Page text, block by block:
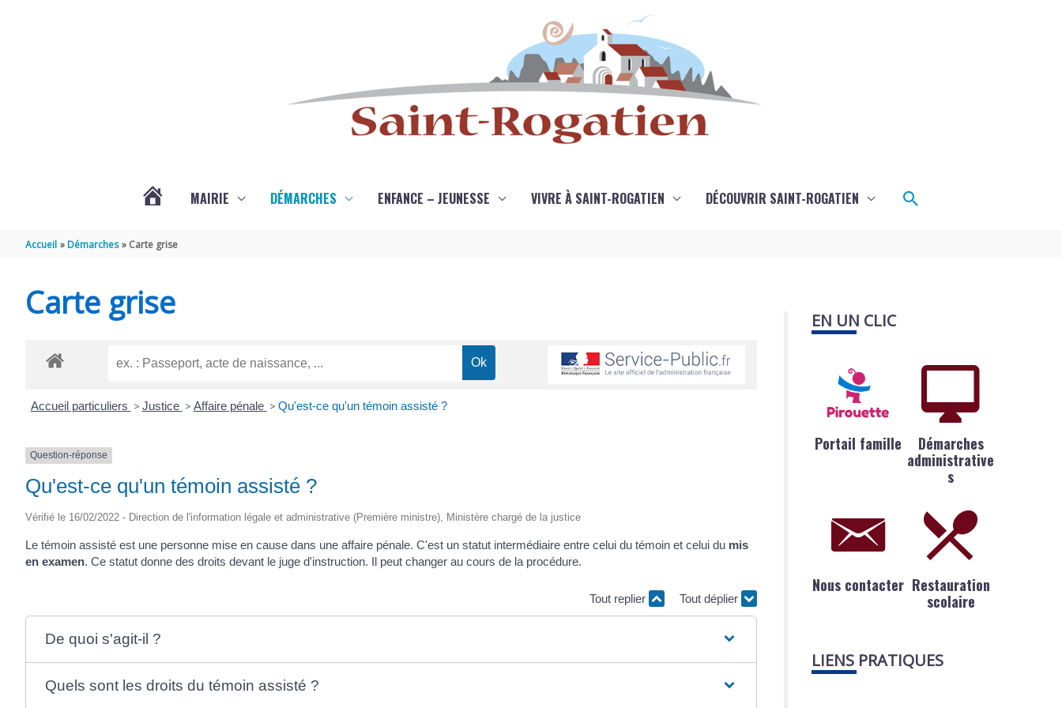
ROGATIEN
MAIRIE DÉMARCHES ENFANCE – JEUNESSE VIVRE À SAINT-ROGATIEN DÉCOUVRIR SAINT-ROGATIEN Rechercher
Accueil Démarches Carte grise
Carte grise
Accueil particuliers > Justice > Affaire pénale > Qu'est-ce qu'un témoin assisté ?
Question-réponse
Qu'est-ce qu'un témoin assisté ?
Vérifié le 16/02/2022 - Direction de l'information légale et administrative (Première ministre), Ministère chargé de la justice
Le témoin assisté est une personne mise en cause dans une affaire pénale. C'est un statut intermédiaire entre celui du témoin et celui du mis
en examen. Ce statut donne des droits devant le juge d'instruction. Il peut changer au cours de la procédure.
Tout replier Tout déplier
De quoi s'agit-il ?
Quels sont les droits du témoin assisté ?
EN UN CLIC
Portail famille
Démarches
administrative
s
Nous contacter Restauration
scolaire
LIENS PRATIQUES